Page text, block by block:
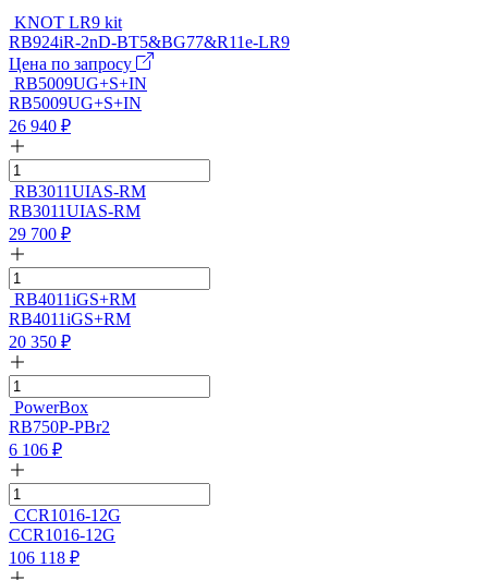
KNOT LR9 kit
RB924iR-2nD-BT5&BG77&R11e-LR9
Цена по запросу
RB5009UG+S+IN
RB5009UG+S+IN
26 940 ₽
RB3011UIAS-RM
RB3011UIAS-RM
29 700 ₽
RB4011iGS+RM
RB4011iGS+RM
20 350 ₽
PowerBox
RB750P-PBr2
6 106 ₽
CCR1016-12G
CCR1016-12G
106 118 ₽